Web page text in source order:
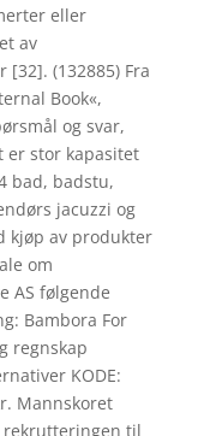
eller
av
(132885) Fra
Book«,
og svar,
er stor kapasitet
bad, badstu,
jacuzzi og
kjøp av produkter
om
AS følgende
Bambora For
regnskap
KODE:
Mannskoret
rekrutteringen til